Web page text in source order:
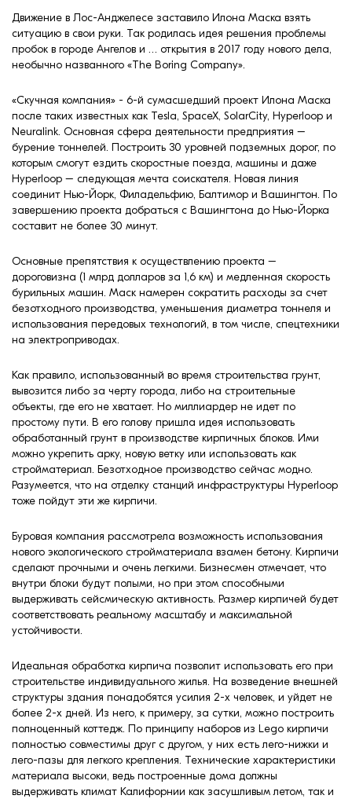
Клинкерная плитка
Ступени, крыльцо
Строительные
смеси
Движение в Лос-Анджелесе заставило Илона Маска взять
ситуацию в свои руки. Так родилась идея решения проблемы
пробок в городе Ангелов и … открытия в 2017 году нового дела,
необычно названного «The Boring Company».
«Скучная компания» - 6-й сумасшедший проект Илона Маска
после таких известных как Tesla, SpaceX, SolarCity, Hyperloop и
Neuralink. Основная сфера деятельности предприятия –
бурение тоннелей. Построить 30 уровней подземных дорог, по
которым смогут ездить скоростные поезда, машины и даже
Hyperloop – следующая мечта соискателя. Новая линия
соединит Нью-Йорк, Филадельфию, Балтимор и Вашингтон. По
завершению проекта добраться с Вашингтона до Нью-Йорка
составит не более 30 минут.
Основные препятствия к осуществлению проекта –
дороговизна (1 млрд долларов за 1,6 км) и медленная скорость
бурильных машин. Маск намерен сократить расходы за счет
безотходного производства, уменьшения диаметра тоннеля и
использования передовых технологий, в том числе, спецтехники
на электроприводах.
Как правило, использованный во время строительства грунт,
вывозится либо за черту города, либо на строительные
объекты, где его не хватает. Но миллиардер не идет по
простому пути. В его голову пришла идея использовать
обработанный грунт в производстве кирпичных блоков. Ими
можно укрепить арку, новую ветку или использовать как
стройматериал. Безотходное производство сейчас модно.
Разумеется, что на отделку станций инфраструктуры Hyperloop
тоже пойдут эти же кирпичи.
Буровая компания рассмотрела возможность использования
нового экологического стройматериала взамен бетону. Кирпичи
сделают прочными и очень легкими. Бизнесмен отмечает, что
внутри блоки будут полыми, но при этом способными
выдерживать сейсмическую активность. Размер кирпичей будет
соответствовать реальному масштабу и максимальной
устойчивости.
Идеальная обработка кирпича позволит использовать его при
строительстве индивидуального жилья. На возведение внешней
структуры здания понадобятся усилия 2-х человек, и уйдет не
более 2-х дней. Из него, к примеру, за сутки, можно построить
полноценный коттедж. По принципу наборов из Lego кирпичи
полностью совместимы друг с другом, у них есть лего-нижки и
лего-пазы для легкого крепления. Технические характеристики
материала высоки, ведь построенные дома должны
выдерживать климат Калифорнии как засушливым летом, так и